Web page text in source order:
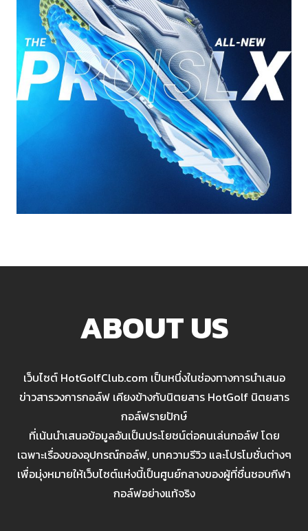
ABOUT US
เว็บไซต์ HotGolfClub.com เป็นหนึ่งในช่องทางการนำเสนอ
ข่าวสารวงการกอล์ฟ เคียงข้างกับนิตยสาร HotGolf นิตยสาร
กอล์ฟรายปักษ์
ที่เน้นนำเสนอข้อมูลอันเป็นประโยชน์ต่อคนเล่นกอล์ฟ โดย
เฉพาะเรื่องของอุปกรณ์กอล์ฟ, บทความรีวิว และโปรโมชั่นต่างๆ
เพื่อมุ่งหมายให้เว็บไซต์แห่งนี้เป็นศูนย์กลางของผู้ที่ชื่นชอบกีฬา
กอล์ฟอย่างแท้จริง